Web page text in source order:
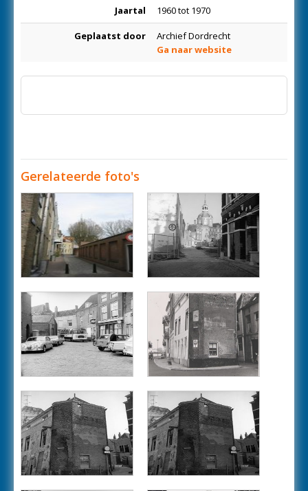
Jaartal 1960 tot 1970
Geplaatst door
Archief Dordrecht
Ga naar website
Gerelateerde foto's